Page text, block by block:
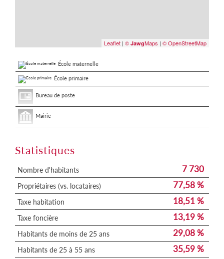
Leaflet | © JawgMaps | © OpenStreetMap
École maternelle
École primaire
Bureau de poste
Mairie
Statistiques
Nombre d'habitants 7 730
Propriétaires (vs. locataires) 77,58 %
Taxe habitation 18,51 %
Taxe foncière 13,19 %
Habitants de moins de 25 ans 29,08 %
Habitants de 25 à 55 ans 35,59 %